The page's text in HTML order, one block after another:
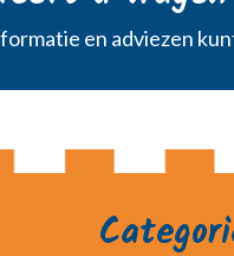
en adviezen